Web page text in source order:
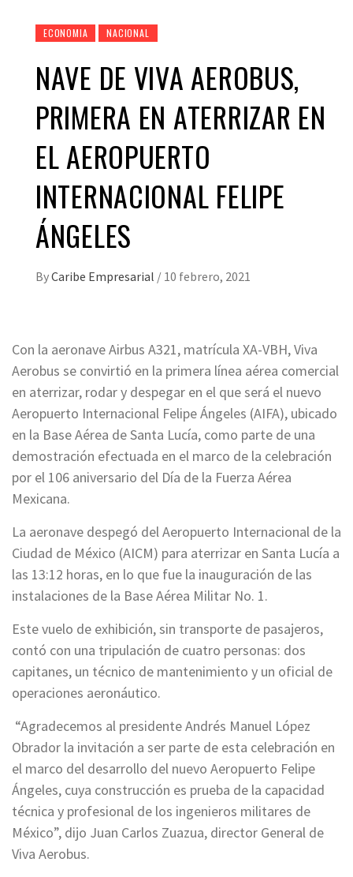
ECONOMIA NACIONAL
NAVE DE VIVA AEROBUS,
PRIMERA EN ATERRIZAR EN
EL AEROPUERTO
INTERNACIONAL FELIPE
ÁNGELES
ByCaribe Empresarial / 10 febrero, 2021
Con la aeronave Airbus A321, matrícula XA-VBH, Viva
Aerobus se convirtió en la primera línea aérea comercial
en aterrizar, rodar y despegar en el que será el nuevo
Aeropuerto Internacional Felipe Ángeles (AIFA), ubicado
en la Base Aérea de Santa Lucía, como parte de una
demostración efectuada en el marco de la celebración
por el 106 aniversario del Día de la Fuerza Aérea
Mexicana.
La aeronave despegó del Aeropuerto Internacional de la
Ciudad de México (AICM) para aterrizar en Santa Lucía a
las 13:12 horas, en lo que fue la inauguración de las
instalaciones de la Base Aérea Militar No. 1.
Este vuelo de exhibición, sin transporte de pasajeros,
contó con una tripulación de cuatro personas: dos
capitanes, un técnico de mantenimiento y un oficial de
operaciones aeronáutico.
“Agradecemos al presidente Andrés Manuel López
Obrador la invitación a ser parte de esta celebración en
el marco del desarrollo del nuevo Aeropuerto Felipe
Ángeles, cuya construcción es prueba de la capacidad
técnica y profesional de los ingenieros militares de
México”, dijo Juan Carlos Zuazua, director General de
Viva Aerobus.